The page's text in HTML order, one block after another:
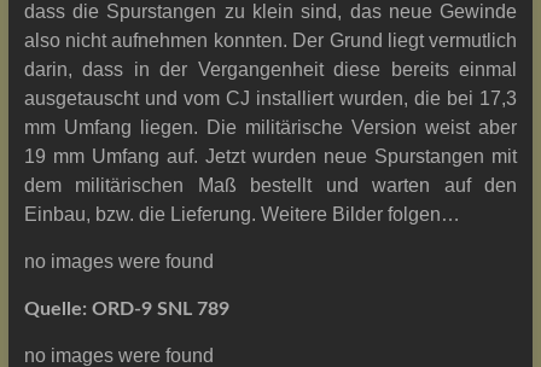
dass die Spurstangen zu klein sind, das neue Gewinde
also nicht aufnehmen konnten. Der Grund liegt vermutlich
darin, dass in der Vergangenheit diese bereits einmal
ausgetauscht und vom CJ installiert wurden, die bei 17,3
mm Umfang liegen. Die militärische Version weist aber
19 mm Umfang auf. Jetzt wurden neue Spurstangen mit
dem militärischen Maß bestellt und warten auf den
Einbau, bzw. die Lieferung. Weitere Bilder folgen…
no images were found
Quelle: ORD-9 SNL 789
no images were found